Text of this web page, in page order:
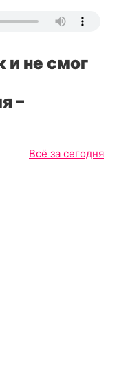
и не смог
–
Всё за сегодня